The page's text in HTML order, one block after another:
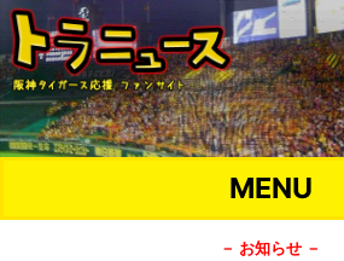
MENU
－ お知らせ －